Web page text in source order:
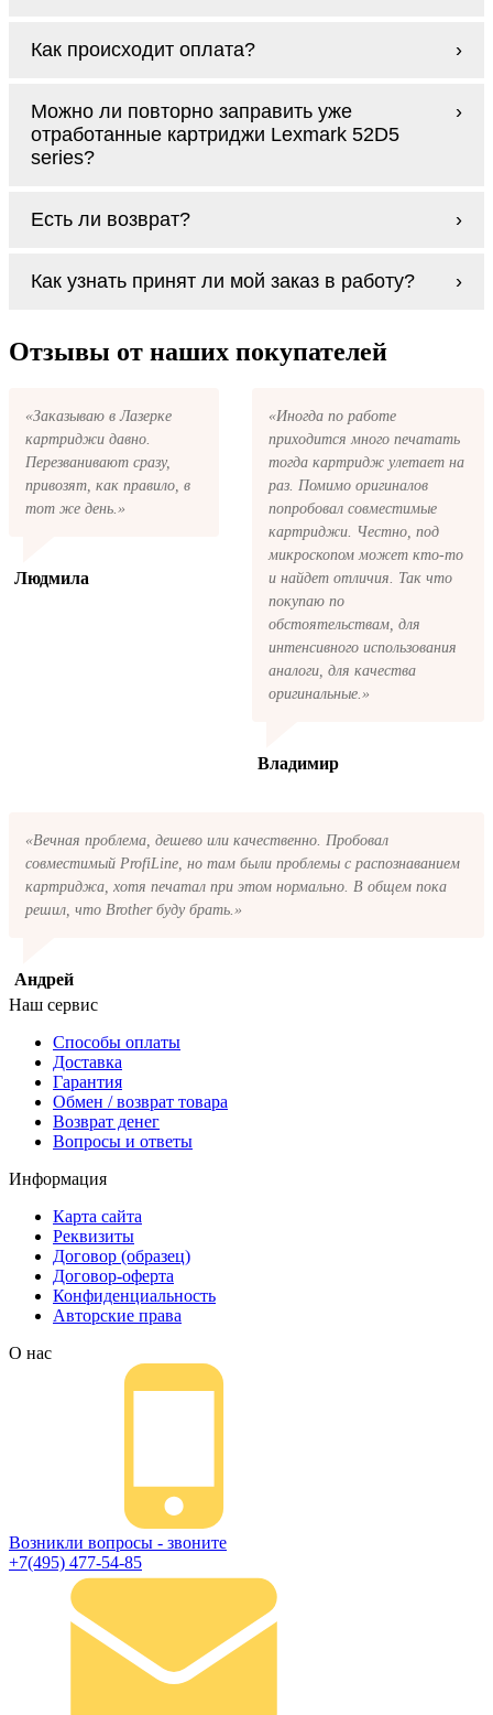
доставим заказ и сделаем это бесплатно
доставляем Вам картриджи Lexmark 52D5
series
Как происходит оплата?
series наличными курьеру при получении
заказа.
Можно ли повторно заправить уже
отработанные картриджи Lexmark 52D5
series?
процесс проще, в случае с оригиналами
В любом случае вы можете заправить
картриджи Lexmark 52D5 series. У нас
любых моделей принтеров.
Есть ли возврат?
какой-то причине вам не подошли, мы при
Как узнать принят ли мой заказ в работу?
Lexmark 52D5 series на указанную вами
электронную почту придёт письмо с копией
чтобы оформить доставку. Если вы не
получили письмо с копией заказа,
пожалуйста, свяжитесь с нами через сервис
обратная связь, или позвоните.
Отзывы от наших покупателей
«Заказываю в Лазерке
картриджи давно.
Перезванивают сразу,
привозят, как правило, в
тот же день.»
Людмила
«Иногда по работе
приходится много печатать
тогда картридж улетает на
раз. Помимо оригиналов
попробовал совместимые
картриджи. Честно, под
микроскопом может кто-то
и найдет отличия. Так что
покупаю по
обстоятельствам, для
интенсивного использования
аналоги, для качества
оригинальные.»
Владимир
«Вечная проблема, дешево или качественно. Пробовал
совместимый ProfiLine, но там были проблемы с распознаванием
картриджа, хотя печатал при этом нормально. В общем пока
решил, что Brother буду брать.»
Андрей
Наш сервис
Способы оплаты
Доставка
Гарантия
Обмен / возврат товара
Возврат денег
Вопросы и ответы
Информация
Карта сайта
Реквизиты
Договор (образец)
Договор-оферта
Конфиденциальность
Авторские права
О нас
Возникли вопросы - звоните
+7(495) 477-54-85